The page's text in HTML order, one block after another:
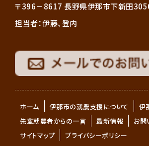
〒396－8617 長野県伊那市下新田
担当者：伊藤、登内
ホーム 伊那市の就農支援について
伊
先輩就農者からの一言
最新情報
お問
サイトマップ
プライバシーポリシー